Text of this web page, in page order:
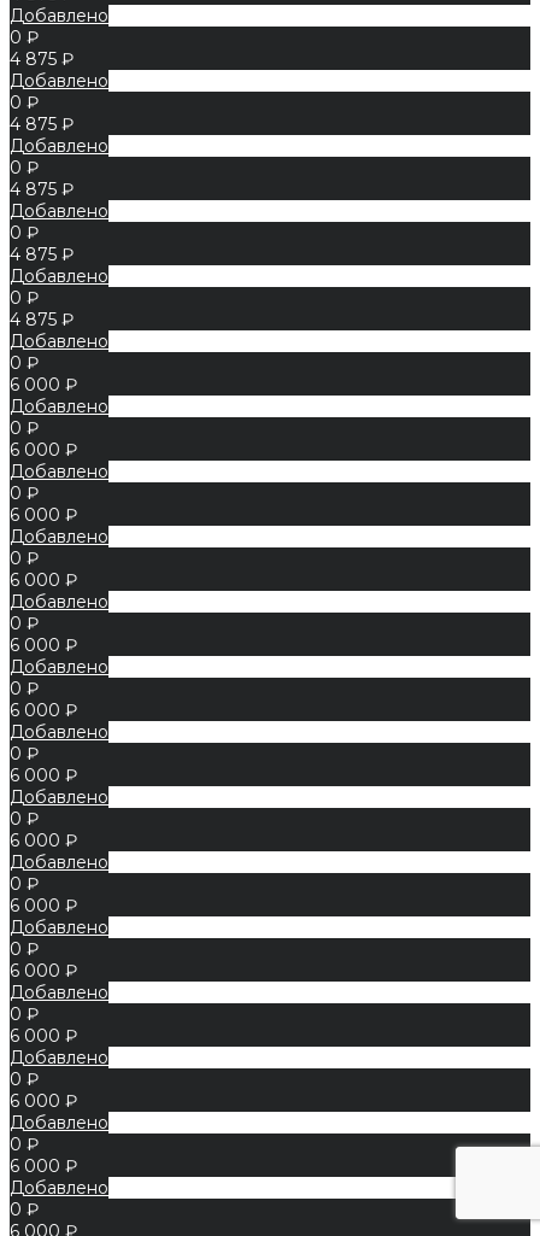
Добавлено
0 ₽
4 875 ₽
Добавлено
0 ₽
4 875 ₽
Добавлено
0 ₽
4 875 ₽
Добавлено
0 ₽
4 875 ₽
Добавлено
0 ₽
4 875 ₽
Добавлено
0 ₽
6 000 ₽
Добавлено
0 ₽
6 000 ₽
Добавлено
0 ₽
6 000 ₽
Добавлено
0 ₽
6 000 ₽
Добавлено
0 ₽
6 000 ₽
Добавлено
0 ₽
6 000 ₽
Добавлено
0 ₽
6 000 ₽
Добавлено
0 ₽
6 000 ₽
Добавлено
0 ₽
6 000 ₽
Добавлено
0 ₽
6 000 ₽
Добавлено
0 ₽
6 000 ₽
Добавлено
0 ₽
6 000 ₽
Добавлено
0 ₽
6 000 ₽
Добавлено
0 ₽
6 000 ₽